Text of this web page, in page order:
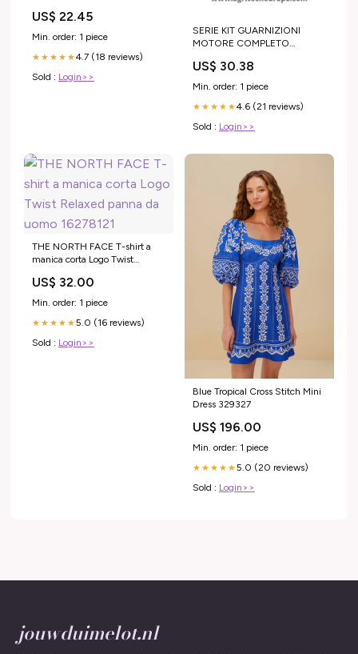
US$ 22.45
Min. order: 1 piece
★★★★★4.7 (18 reviews)
Sold : Login>>
SERIE KIT GUARNIZIONI
MOTORE COMPLETO
SRM 3605 CILINDRO Pignoni
Motosega
US$ 30.38
Min. order: 1 piece
★★★★★4.6 (21 reviews)
Sold : Login>>
THE NORTH FACE T-shirt a
manica corta Logo Twist
16278121
US$ 32.00
Min. order: 1 piece
★★★★★5.0 (16 reviews)
Sold : Login>>
Blue Tropical Cross Stitch Mini
Dress 329327
US$ 196.00
Min. order: 1 piece
★★★★★5.0 (20 reviews)
Sold : Login>>
jouwduimelot.nl